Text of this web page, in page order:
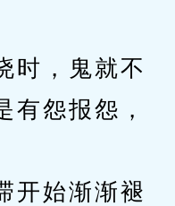
，鬼就不
有怨报怨，
始渐渐褪